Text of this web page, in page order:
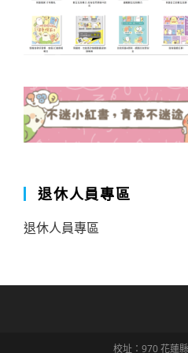
退休人員專區
退休人員專區
校址：970 花蓮